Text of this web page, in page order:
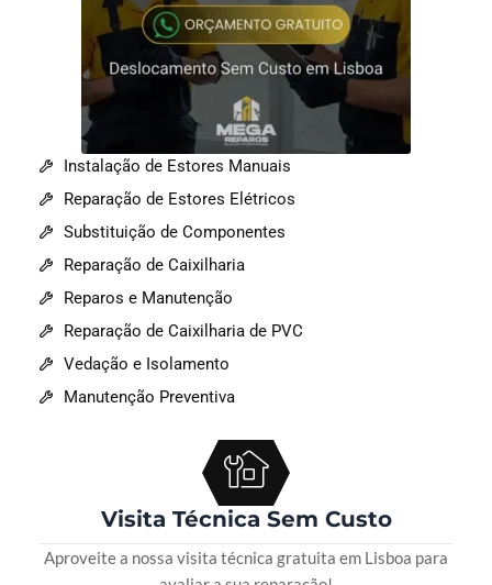
Instalação de Estores Manuais
Reparação de Estores Elétricos
Substituição de Componentes
Reparação de Caixilharia
Reparos e Manutenção
Reparação de Caixilharia de PVC
Vedação e Isolamento
Manutenção Preventiva
Visita Técnica Sem Custo
Aproveite a nossa visita técnica gratuita em Lisboa para